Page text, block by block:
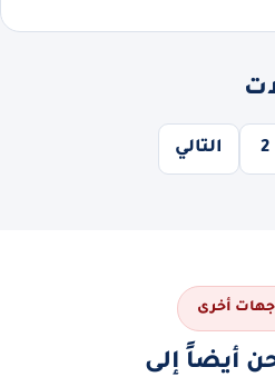
2 التالي
أخرى
أيضاً إلى